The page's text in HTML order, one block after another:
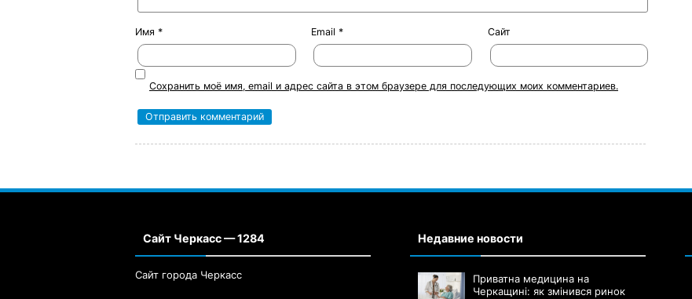
Имя * Email* Сайт
Сохранить моё имя, email и адрес сайта в этом браузере для последующих моих комментариев.
Сайт Черкасс — 1284
Сайт города Черкасс
Недавние новости
Приватна медицина на
Черкащині: як змінився ринок